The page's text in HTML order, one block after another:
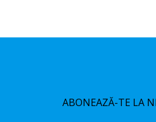
ABONEAZĂ-TE LA